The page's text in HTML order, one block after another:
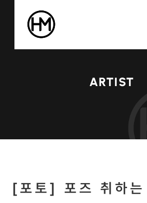
ARTIST
[포토] 포즈 취하는